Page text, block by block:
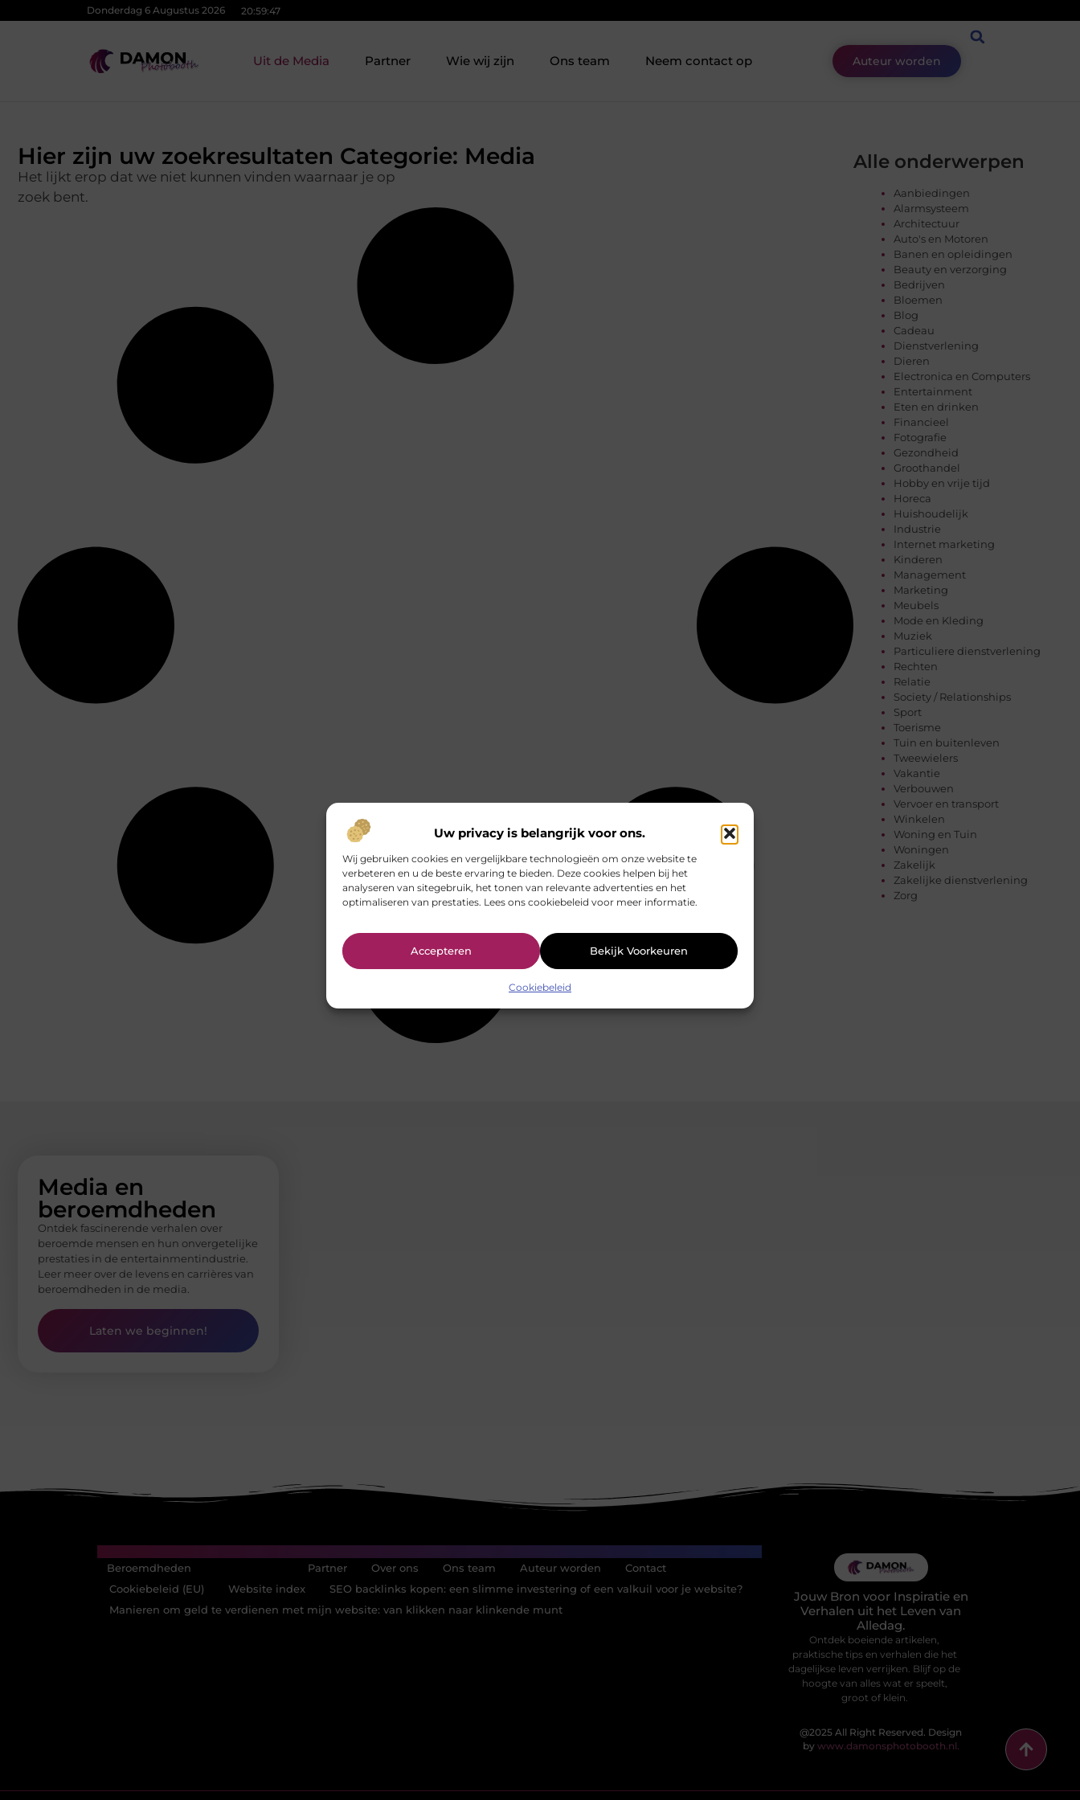
Uw privacy is belangrijk voor ons.
Wij gebruiken cookies en vergelijkbare technologieën om onze website te
verbeteren en u de beste ervaring te bieden. Deze cookies helpen bij het
analyseren van sitegebruik, het tonen van relevante advertenties en het
optimaliseren van prestaties. Lees ons cookiebeleid voor meer informatie.
Accepteren Bekijk Voorkeuren
Cookiebeleid
Donderdag 6 Augustus 2026 20:59:48
Uit de Media Partner Wie wij zijn Ons team Neem contact op Auteur worden
Hier zijn uw zoekresultaten Categorie: Media
Het lijkt erop dat we niet kunnen vinden waarnaar je op
zoek bent.
Alle onderwerpen
Aanbiedingen
Alarmsysteem
Architectuur
Auto's en Motoren
Banen en opleidingen
Beauty en verzorging
Bedrijven
Bloemen
Blog
Cadeau
Dienstverlening
Dieren
Electronica en Computers
Entertainment
Eten en drinken
Financieel
Fotografie
Gezondheid
Groothandel
Hobby en vrije tijd
Horeca
Huishoudelijk
Industrie
Internet marketing
Kinderen
Management
Marketing
Meubels
Mode en Kleding
Muziek
Particuliere dienstverlening
Rechten
Relatie
Society / Relationships
Sport
Toerisme
Tuin en buitenleven
Tweewielers
Vakantie
Verbouwen
Vervoer en transport
Winkelen
Woning en Tuin
Woningen
Zakelijk
Zakelijke dienstverlening
Zorg
Media en
beroemdheden
Ontdek fascinerende verhalen over
beroemde mensen en hun onvergetelijke
prestaties in de entertainmentindustrie.
Leer meer over de levens en carrières van
beroemdheden in de media.
Laten we beginnen!
Beroemdheden Partner Over ons Ons team Auteur worden
Contact
Cookiebeleid (EU)
Website index
SEO backlinks kopen: een slimme investering of een valkuil voor je website?
Manieren om geld te verdienen met mijn website: van klikken naar klinkende munt
Jouw Bron voor Inspiratie en
Verhalen uit het Leven van
Alledag.
Ontdek boeiende artikelen,
praktische tips en verhalen die het
dagelijkse leven verrijken. Blijf op de
hoogte van alles wat er speelt,
groot of klein.
@2025 All Right Reserved. Design
by www.damonsphotobooth.nl.